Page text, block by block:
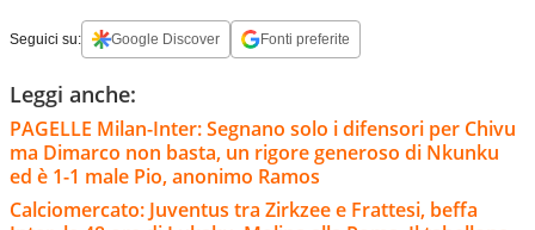
Seguici su: Google Discover Fonti preferite
Leggi anche:
PAGELLE Milan-Inter: Segnano solo i difensori per Chivu
ma Dimarco non basta, un rigore generoso di Nkunku
ed è 1-1 male Pio, anonimo Ramos
Calciomercato: Juventus tra Zirkzee e Frattesi, beffa